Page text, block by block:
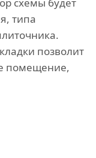
схемы будет
типа
позволит
помещение,